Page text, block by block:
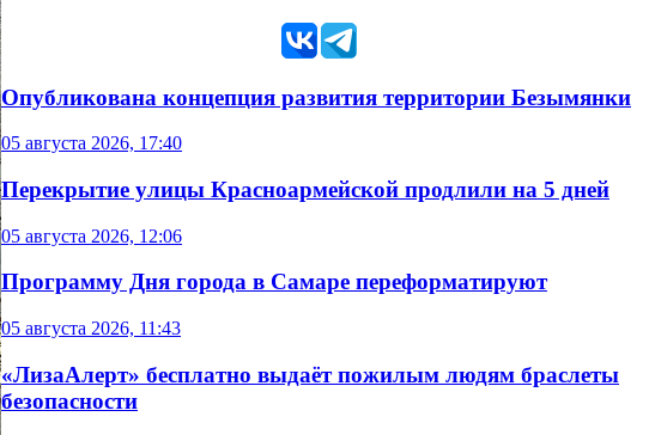
Опубликована концепция развития территории Безымянки
05 августа 2026, 17:40
Перекрытие улицы Красноармейской продлили на 5 дней
05 августа 2026, 12:06
Программу Дня города в Самаре переформатируют
05 августа 2026, 11:43
«ЛизаАлерт» бесплатно выдаёт пожилым людям браслеты
безопасности